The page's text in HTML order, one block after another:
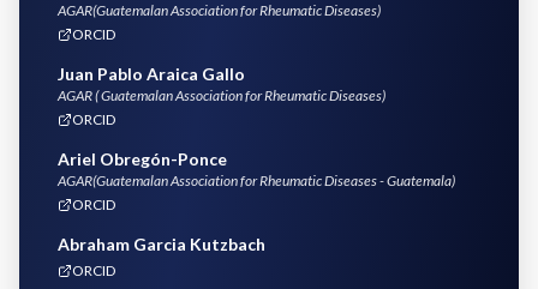
AGAR(Guatemalan Association for Rheumatic Diseases)
ORCID
Juan Pablo Araica Gallo
AGAR ( Guatemalan Association for Rheumatic Diseases)
ORCID
Ariel Obregón-Ponce
AGAR(Guatemalan Association for Rheumatic Diseases - Guatemala)
ORCID
Abraham Garcia Kutzbach
ORCID